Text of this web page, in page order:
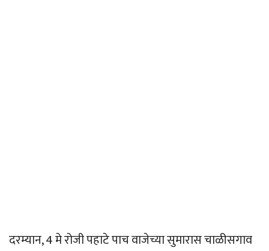
दरम्यान, 4 मे रोजी पहाटे पाच वाजेच्या सुमारास चाळीसगाव